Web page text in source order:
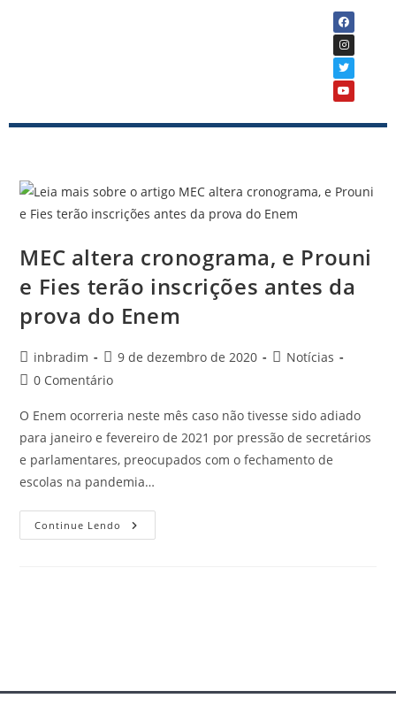
MEC altera cronograma, e Prouni
e Fies terão inscrições antes da
prova do Enem
inbradim 9 de dezembro de 2020
Notícias
0 Comentário
O Enem ocorreria neste mês caso não tivesse sido adiado
para janeiro e fevereiro de 2021 por pressão de secretários
e parlamentares, preocupados com o fechamento de
escolas na pandemia…
Continue Lendo